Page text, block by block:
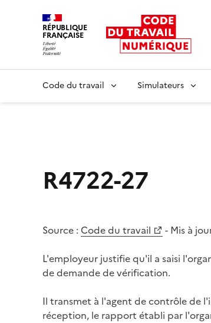
RÉPUBLIQUE
FRANÇAISE
Code du travail Simulateurs
R4722-27
Source : Code du travail - Mis à
L'employeur justifie qu'il a saisi
de demande de vérification.
Il transmet à l'agent de contrôle de
réception, le rapport établi par